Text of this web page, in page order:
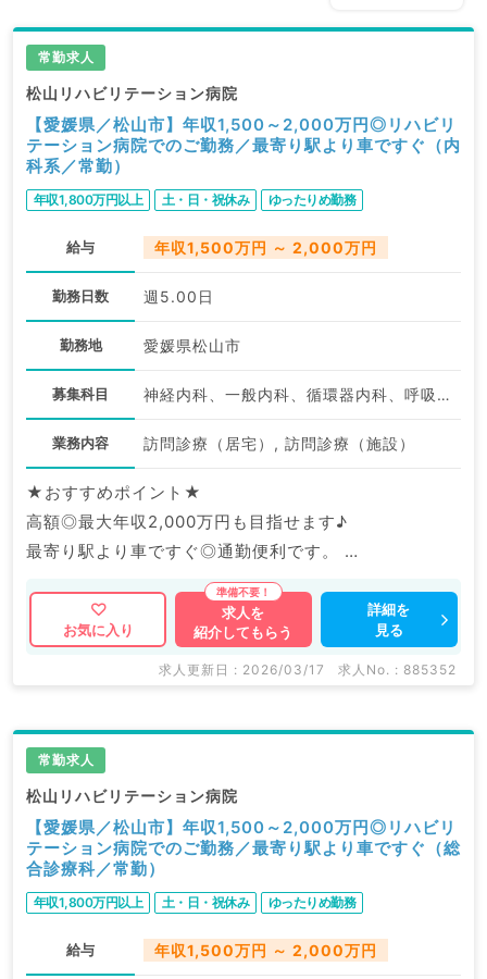
常勤求人
松山リハビリテーション病院
【愛媛県／松山市】年収1,500～2,000万円◎リハビリ
テーション病院でのご勤務／最寄り駅より車ですぐ（内
科系／常勤）
年収1,800万円以上 土・日・祝休み ゆったりめ勤務
給与 年収1,500万円 ～ 2,000万円
勤務日数 週5.00日
勤務地 愛媛県松山市
募集科目 神経内科、一般内科、循環器内科、呼吸器内科、消化器内科、内分泌・代謝内科、腎臓内科、老年内科、血液内科、膠原病科
業務内容 訪問診療（居宅）, 訪問診療（施設）
★おすすめポイント★
高額◎最大年収2,000万円も目指せます♪
最寄り駅より車ですぐ◎通勤便利です。
マイナビDOCTORでは病院やクリニックなどの医療機
関求人はもちろんのこと、
掲載情報以外にも産業医等の企業系求人も多数扱ってい
求人内容の詳細等はお気軽にお問合せ下さい。
お気に入り
求人を
紹介してもらう
詳細を
見る
求人更新日 : 2026/03/17 求人No. : 885352
常勤求人
松山リハビリテーション病院
【愛媛県／松山市】年収1,500～2,000万円◎リハビリ
テーション病院でのご勤務／最寄り駅より車ですぐ（総
合診療科／常勤）
年収1,800万円以上 土・日・祝休み ゆったりめ勤務
給与 年収1,500万円 ～ 2,000万円